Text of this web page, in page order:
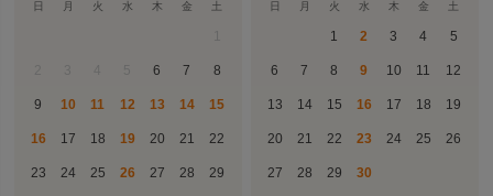
日 月 火 水 木 金 土
6 7 8
9 10 11 12 13 14 15
16 17 18 19 20 21 22
23 24 25 26 27 28 29
日 月 火 水 木 金 土
1 2 3 4 5
6 7 8 9 10 11 12
13 14 15 16 17 18 19
20 21 22 23 24 25 26
27 28 29 30